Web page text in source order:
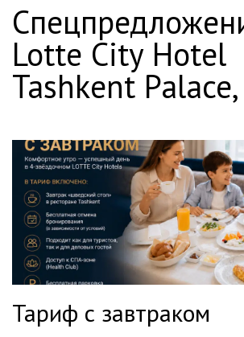
Lotte City Hotel
Tashkent Palace,
Тариф с завтраком